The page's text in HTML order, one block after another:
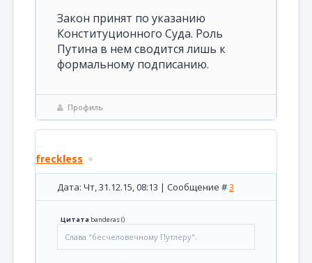
Закон принят по указанию
Конституционного Суда. Роль
Путина в нем сводится лишь к
формальному подписанию.
Профиль
freckless
Дата: Чт, 31.12.15, 08:13 | Сообщение #3
Цитата banderas()
Слава "бесчеловечному Путлеру".